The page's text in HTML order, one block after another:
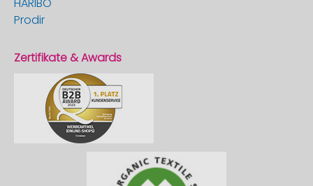
Prodir
Zertifikate & Awards